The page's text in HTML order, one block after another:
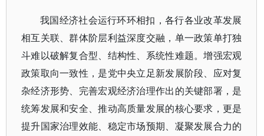
我国经济社会运行环环相扣，各行各业改革发展
相互关联、群体阶层利益深度交融，单一政策单打独
斗难以破解复合型、结构性、系统性难题。增强宏观
政策取向一致性，是党中央立足新发展阶段、应对复
杂经济形势、完善宏观经济治理作出的关键部署，是
统筹发展和安全、推动高质量发展的核心要求，更是
提升国家治理效能、稳定市场预期、凝聚发展合力的